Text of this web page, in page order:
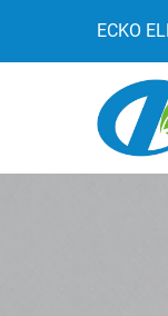
ECKO